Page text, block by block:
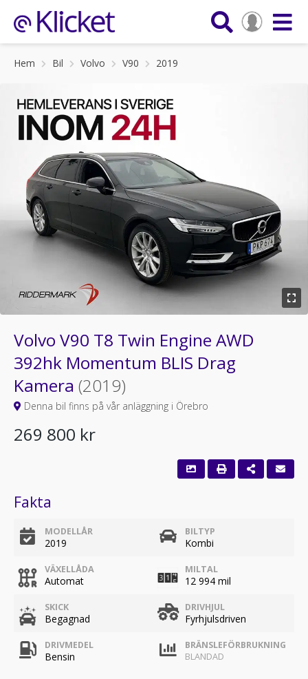
Hem Bil Volvo V90 2019
Volvo V90 T8 Twin Engine AWD
392hk Momentum BLIS Drag
Kamera (2019)
Denna bil finns på vår anläggning i Örebro
269 800 kr
Fakta
MODELLÅR
2019
BILTYP
Kombi
VÄXELLÅDA
Automat
MILTAL
12 994 mil
SKICK
Begagnad
DRIVHJUL
Fyrhjulsdriven
DRIVMEDEL
Bensin
BRÄNSLEFÖRBRUKNING
BLANDAD